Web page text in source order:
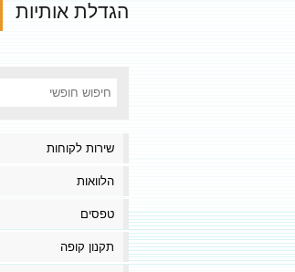
הגדלת אותיות
שירות לקוחות
הלוואות
טפסים
תקנון קופה